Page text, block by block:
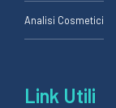
Analisi Cosmetici
Link Utili